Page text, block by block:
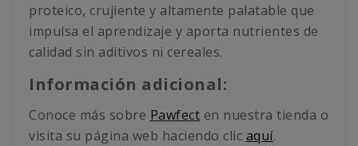
proteico, crujiente y altamente palatable que
impulsa el aprendizaje y aporta nutrientes de
calidad sin aditivos ni cereales.
Información adicional:
Conoce más sobre Pawfect en nuestra tienda o
visita su página web haciendo clic aquí.